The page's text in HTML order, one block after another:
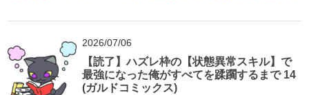
2026/07/06
【読了】ハズレ枠の【状態異常スキル】で
最強になった俺がすべてを蹂躙するまで 14
(ガルドコミックス)